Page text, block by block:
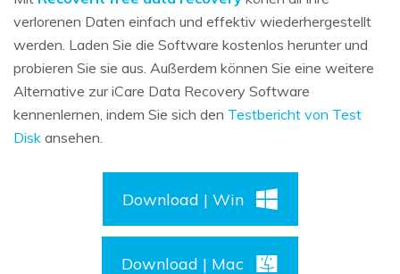
verlorenen Daten einfach und effektiv wiederhergestellt
werden. Laden Sie die Software kostenlos herunter und
probieren Sie sie aus. Außerdem können Sie eine weitere
Alternative zur iCare Data Recovery Software
kennenlernen, indem Sie sich den Testbericht von Test
Disk ansehen.
Download | Win
Download | Mac